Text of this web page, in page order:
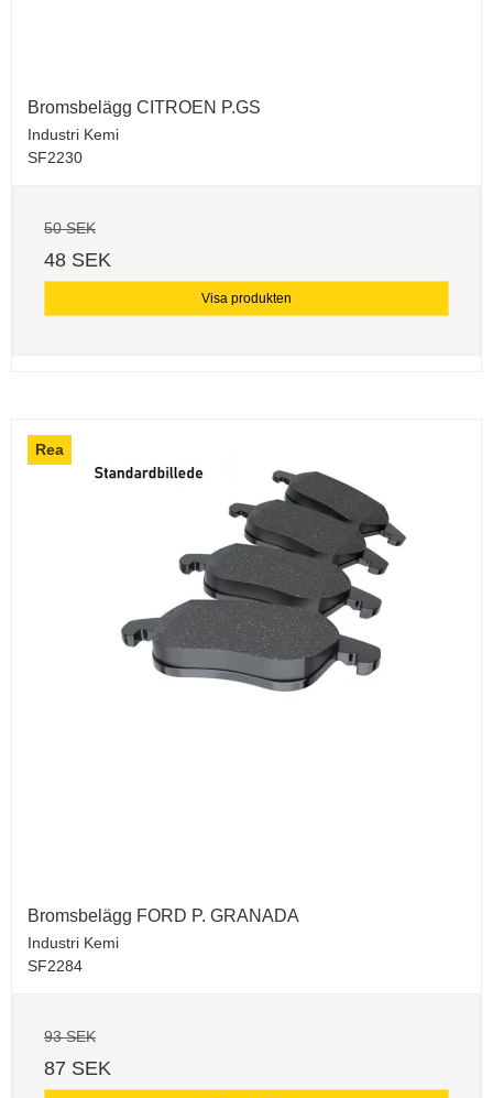
Bromsbelägg CITROEN P.GS
Industri Kemi
SF2230
50 SEK
48 SEK
Visa produkten
Rea
Bromsbelägg FORD P. GRANADA
Industri Kemi
SF2284
93 SEK
87 SEK